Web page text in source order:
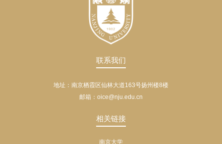
联系我们
地址：南京栖霞区仙林大道163号扬州楼8楼
邮箱：oice@nju.edu.cn
相关链接
南京大学